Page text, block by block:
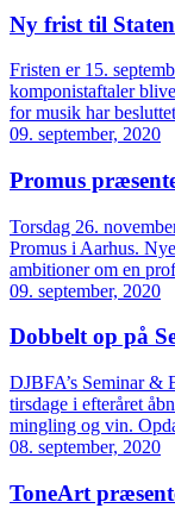
Ny frist til
Fristen er 15.
komponistaftaler
for musik har
09. september, 2020
Promus
Torsdag 26.
Promus i Aarhus.
ambitioner om en
09. september, 2020
Dobbelt op på
DJBFA’s Seminar &
tirsdage i efteråret
mingling og vin.
08. september, 2020
ToneArt